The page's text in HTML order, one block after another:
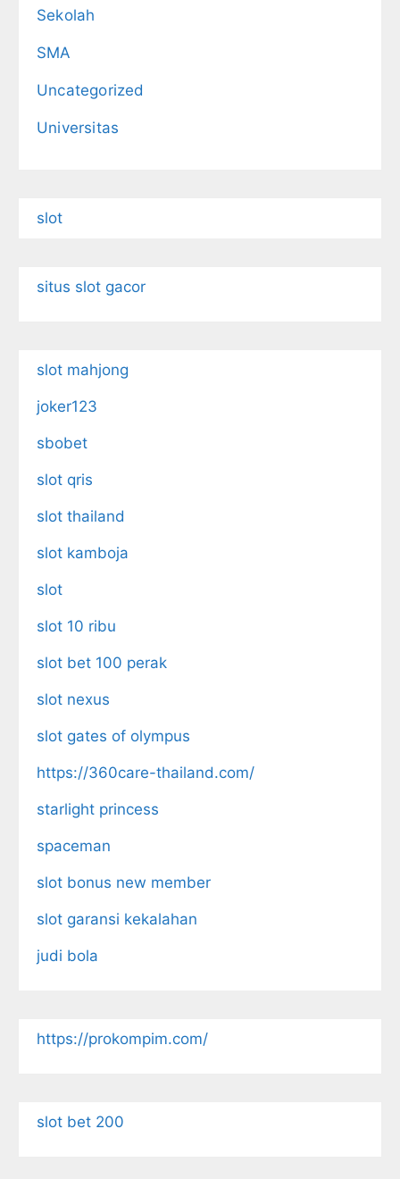
Sekolah
SMA
Uncategorized
Universitas
slot
situs slot gacor
slot mahjong
joker123
sbobet
slot qris
slot thailand
slot kamboja
slot
slot 10 ribu
slot bet 100 perak
slot nexus
slot gates of olympus
https://360care-thailand.com/
starlight princess
spaceman
slot bonus new member
slot garansi kekalahan
judi bola
https://prokompim.com/
slot bet 200